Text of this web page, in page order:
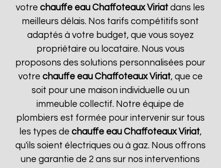
votrechauffe eau Chaffoteaux Viriat dans les
meilleurs délais. Nos tarifs compétitifs sont
adaptés à votre budget, que vous soyez
propriétaire ou locataire. Nous vous
proposons des solutions personnalisées pour
votre chauffe eau Chaffoteaux Viriat, que ce
soit pour une maison individuelle ou un
immeuble collectif. Notre équipe de
plombiers est formée pour intervenir sur tous
les types de chauffe eau Chaffoteaux Viriat,
qu'ils soient électriques ou à gaz. Nous offrons
une garantie de 2 ans sur nos interventions